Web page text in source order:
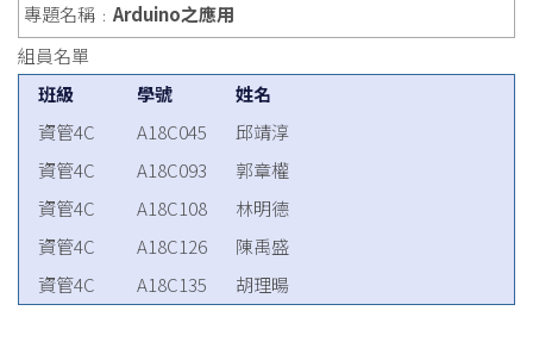
專題名稱﹕ Arduino之應用
組員名單
班級
學號
姓名
資管4C
A18C045
邱靖淳
資管4C
A18C093
郭章權
資管4C
A18C108
林明德
資管4C
A18C126
陳禹盛
資管4C
A18C135 胡理暘